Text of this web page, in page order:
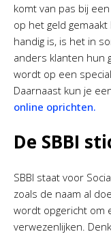
komt van pas bij
op het geld
handig is, is het in
anders klanten hun
wordt op een
Daarnaast kun je
online oprichten.
De SBBI
SBBI staat voor
zoals de naam al
wordt opgericht om
verwezenlijken.